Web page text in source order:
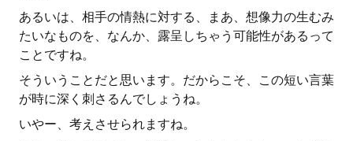
あるいは、相手の情熱に対する、まあ、想像力の生むみ
たいなものを、なんか、露呈しちゃう可能性があるって
ことですね。
そういうことだと思います。だからこそ、この短い言葉
が時に深く刺さるんでしょうね。
いやー、考えさせられますね。